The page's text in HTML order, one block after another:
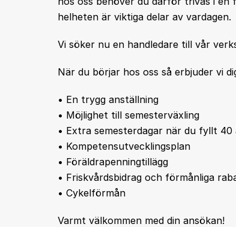
helheten är viktiga delar av vardagen.
Vi söker nu en handledare till vår
När du börjar hos oss så erbjuder vi
• En trygg anställning
• Möjlighet till semesterväxling
• Extra semesterdagar när du fyllt 40
• Kompetensutvecklingsplan
• Föräldrapenningtillägg
• Friskvårdsbidrag och förmånliga
• Cykelförmån
Varmt välkommen med din ansökan!